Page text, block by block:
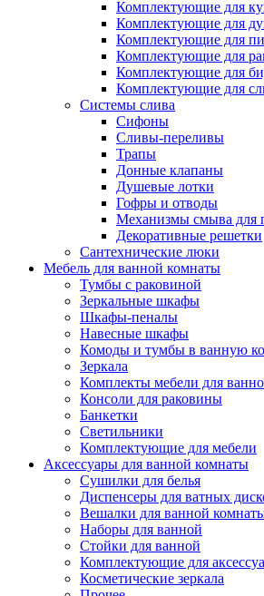
Комплектующие для
Комплектующие для
Комплектующие для
Комплектующие для
Комплектующие для
Комплектующие для
Системы слива
Сифоны
Сливы-переливы
Трапы
Донные клапаны
Душевые лотки
Гофры и отводы
Механизмы смыва для
Декоративные решетки
Сантехнические люки
Мебель для ванной комнаты
Тумбы с раковиной
Зеркальные шкафы
Шкафы-пеналы
Навесные шкафы
Комоды и тумбы в ванную
Зеркала
Комплекты мебели для
Консоли для раковины
Банкетки
Светильники
Комплектующие для мебели
Аксессуары для ванной комнаты
Сушилки для белья
Диспенсеры для ватных
Вешалки для ванной
Наборы для ванной
Стойки для ванной
Комплектующие для
Косметические зеркала